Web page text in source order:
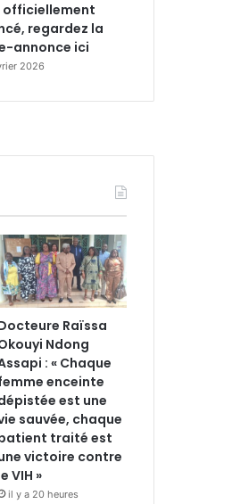
officiellement
regardez la
annonce ici
2026
Raïssa
Ndong
: « Chaque
enceinte
est une
sauvée, chaque
traité est
victoire contre
VIH »
il y a 20 heures